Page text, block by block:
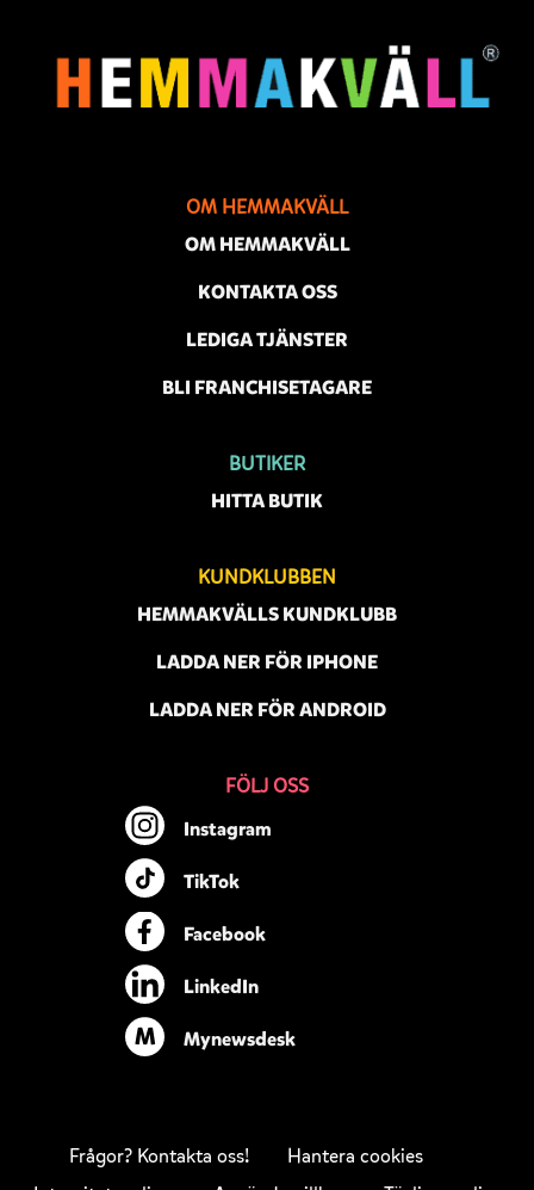
OM HEMMAKVÄLL
OM HEMMAKVÄLL
KONTAKTA OSS
LEDIGA TJÄNSTER
BLI FRANCHISETAGARE
BUTIKER
HITTA BUTIK
KUNDKLUBBEN
HEMMAKVÄLLS KUNDKLUBB
LADDA NER FÖR IPHONE
LADDA NER FÖR ANDROID
FÖLJ OSS
Instagram
TikTok
Facebook
LinkedIn
M Mynewsdesk
Frågor? Kontakta oss!
Hantera cookies